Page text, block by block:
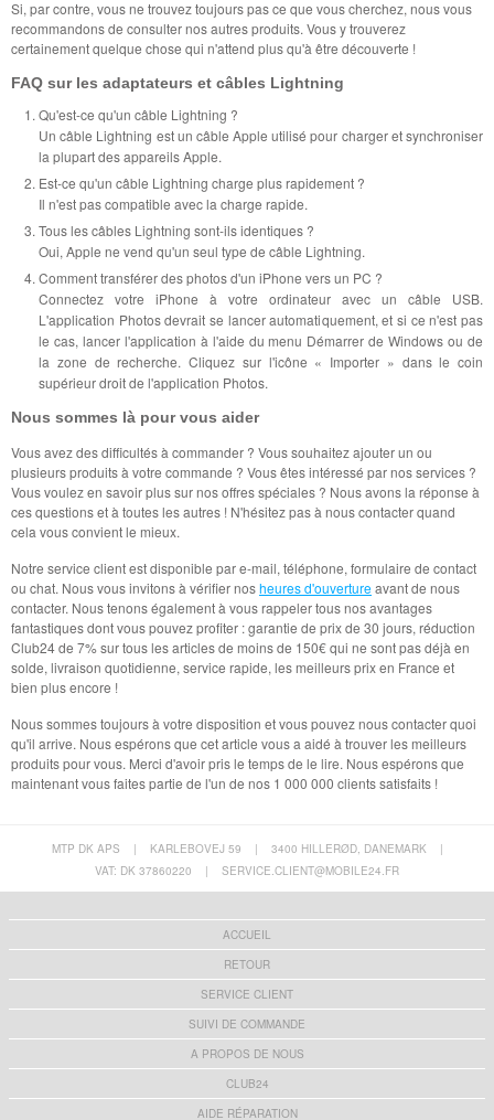
Si, par contre, vous ne trouvez toujours pas ce que vous cherchez, nous vous
recommandons de consulter nos autres produits. Vous y trouverez
certainement quelque chose qui n'attend plus qu'à être découverte !
FAQ sur les adaptateurs et câbles Lightning
Qu'est-ce qu'un câble Lightning ?
Un câble Lightning est un câble Apple utilisé pour charger et synchroniser
la plupart des appareils Apple.
Est-ce qu'un câble Lightning charge plus rapidement ?
Il n'est pas compatible avec la charge rapide.
Tous les câbles Lightning sont-ils identiques ?
Oui, Apple ne vend qu'un seul type de câble Lightning.
Comment transférer des photos d'un iPhone vers un PC ?
Connectez votre iPhone à votre ordinateur avec un câble USB.
L'application Photos devrait se lancer automatiquement, et si ce n'est pas
le cas, lancer l'application à l'aide du menu Démarrer de Windows ou de
la zone de recherche. Cliquez sur l'icône « Importer » dans le coin
supérieur droit de l'application Photos.
Nous sommes là pour vous aider
Vous avez des difficultés à commander ? Vous souhaitez ajouter un ou
plusieurs produits à votre commande ? Vous êtes intéressé par nos services ?
Vous voulez en savoir plus sur nos offres spéciales ? Nous avons la réponse à
ces questions et à toutes les autres ! N'hésitez pas à nous contacter quand
cela vous convient le mieux.
Notre service client est disponible par e-mail, téléphone, formulaire de contact
ou chat. Nous vous invitons à vérifier nosheures d'ouvertureavant de nous
contacter. Nous tenons également à vous rappeler tous nos avantages
fantastiques dont vous pouvez profiter : garantie de prix de 30 jours, réduction
Club24 de 7% sur tous les articles de moins de 150€ qui ne sont pas déjà en
solde, livraison quotidienne, service rapide, les meilleurs prix en France et
bien plus encore !
Nous sommes toujours à votre disposition et vous pouvez nous contacter quoi
qu'il arrive. Nous espérons que cet article vous a aidé à trouver les meilleurs
produits pour vous. Merci d'avoir pris le temps de le lire. Nous espérons que
maintenant vous faites partie de l'un de nos 1 000 000 clients satisfaits !
MTP DK APS | KARLEBOVEJ 59 | 3400 HILLERØD, DANEMARK
|
VAT: DK 37860220
| SERVICE.CLIENT@MOBILE24.FR
ACCUEIL
RETOUR
SERVICE CLIENT
SUIVI DE COMMANDE
A PROPOS DE NOUS
CLUB24
AIDE RÉPARATION